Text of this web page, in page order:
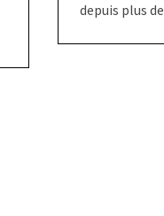
depuis plus